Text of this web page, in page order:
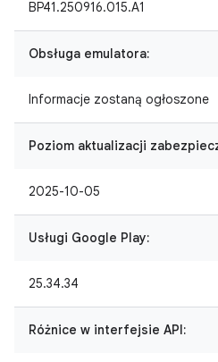
BP41.250916.015.A1
Obsługa emulatora:
Informacje zostaną ogłoszone
Poziom aktualizacji
2025-10-05
Usługi Google Play:
25.34.34
Różnice w interfejsie API: